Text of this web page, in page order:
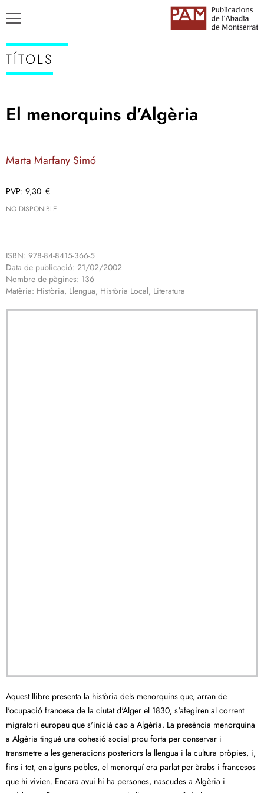
ENSENYAMENT CATALÀ
TÍTOLS
El menorquins d’Algèria
Marta Marfany Simó
9,30 €
NO DISPONIBLE
ISBN: 978-84-8415-366-5
Data de publicació: 21/02/2002
Nombre de pàgines: 136
Matèria: Història, Llengua, Història Local, Literatura
Aquest llibre presenta la història dels menorquins que, arran de
l'ocupació francesa de la ciutat d'Alger el 1830, s'afegiren al corrent
migratori europeu que s'inicià cap a Algèria. La presència menorquina
a Algèria tingué una cohesió social prou forta per conservar i
transmetre a les generacions posteriors la llengua i la cultura pròpies, i,
fins i tot, en alguns pobles, el menorquí era parlat per àrabs i francesos
que hi vivien. Encara avui hi ha persones, nascudes a Algèria i